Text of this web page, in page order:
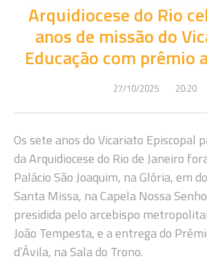
Arquidiocese do Rio
anos de missão do
Educação com prêmio
27/10/2025 20:20
Os sete anos do Vicariato Episcopal
da Arquidiocese do Rio de Janeiro
Palácio São Joaquim, na Glória, em
Santa Missa, na Capela Nossa
presidida pelo arcebispo
João Tempesta, e a entrega do
d’Ávila, na Sala do Trono.